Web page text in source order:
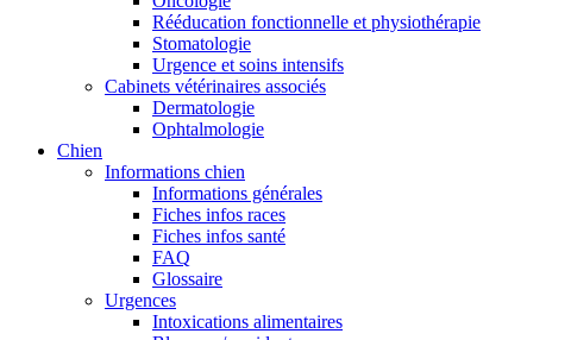
Rééducation fonctionnelle et physiothérapie
Stomatologie
Urgence et soins intensifs
Cabinets vétérinaires associés
Dermatologie
Ophtalmologie
Chien
Informations chien
Informations générales
Fiches infos races
Fiches infos santé
FAQ
Glossaire
Urgences
Intoxications alimentaires